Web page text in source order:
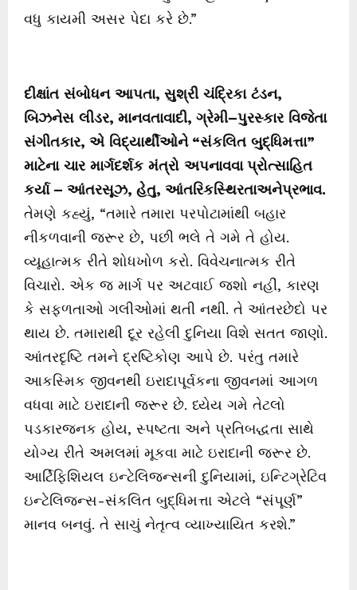
વધુ કાયમી અસર પેદા કરે છે.”
દીક્ષાંત સંબોધન આપતા, સુશ્રી ચંદ્રિકા ટંડન,
બિઝનેસ લીડર, માનવતાવાદી, ગ્રેમી–પુરસ્કાર વિજેતા
સંગીતકાર, એ વિદ્યાર્થીઓને“સંકલિત બુદ્ધિમત્તા”
માટેના ચાર માર્ગદર્શક મંત્રો અપનાવવા પ્રોત્સાહિત
કર્યા– આંતરસૂઝ, હેતુ, આંતરિકસ્થિરતાઅનેપ્રભાવ.
તેમણે કહ્યું, “તમારે તમારા પરપોટામાંથી બહાર
નીકળવાની જરૂર છે, પછી ભલે તે ગમે તે હોય.
વ્યૂહાત્મક રીતે શોધખોળ કરો. વિવેચનાત્મક રીતે
વિચારો. એક જ માર્ગ પર અટવાઈ જશો નહીં, કારણ
કે સફળતાઓ ગલીઓમાં થતી નથી. તે આંતરછેદો પર
થાય છે. તમારાથી દૂર રહેલી દુનિયા વિશે સતત જાણો.
આંતરદૃષ્ટિ તમને દ્રષ્ટિકોણ આપે છે. પરંતુ તમારે
આકસ્મિક જીવનથી ઇરાદાપૂર્વકના જીવનમાં આગળ
વધવા માટે ઇરાદાની જરૂર છે. ધ્યેય ગમે તેટલો
પડકારજનક હોય, સ્પષ્ટતા અને પ્રતિબદ્ધતા સાથે
યોગ્ય રીતે અમલમાં મૂકવા માટે ઇરાદાની જરૂર છે.
આર્ટિફિશિયલ ઇન્ટેલિજન્સની દુનિયામાં, ઇન્ટિગ્રેટિવ
ઇન્ટેલિજન્સ-સંકલિત બુદ્ધિમત્તા એટલે “સંપૂર્ણ”
માનવ બનવું. તે સાચું નેતૃત્વ વ્યાખ્યાયિત કરશે.”